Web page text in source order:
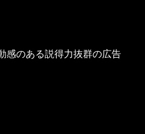
感のある説得力抜群の広告